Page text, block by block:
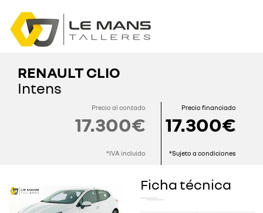
RENAULT CLIO
Intens
Precio al contado
17.300€
*IVA incluido
Precio financiado
17.300€
*Sujeto a condiciones
Ficha técnica